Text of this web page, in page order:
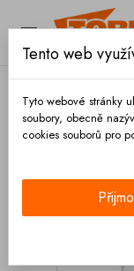

Tento web
Tyto webové stránky
soubory, obecně
cookies souborů pro